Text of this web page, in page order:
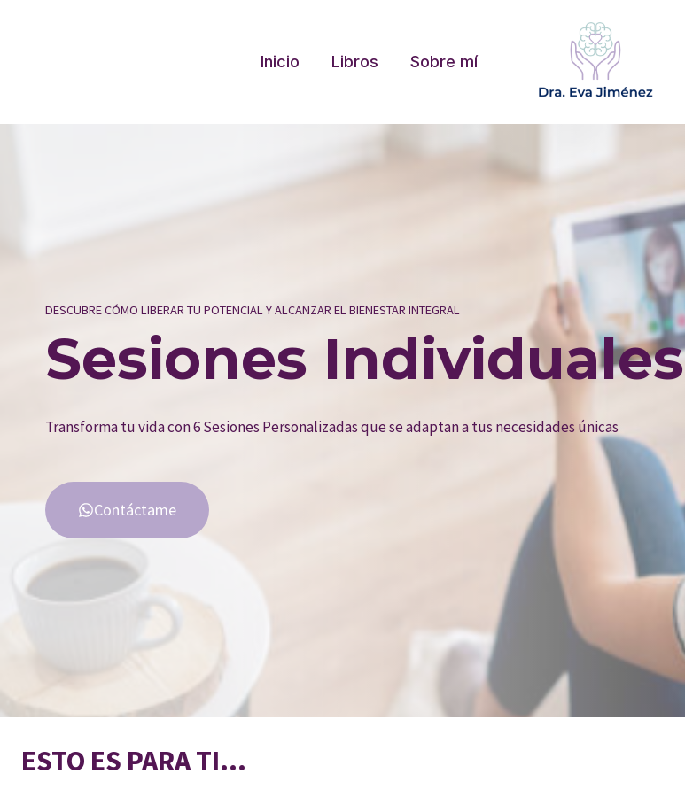
Inicio Libros Sobre mí
DESCUBRE CÓMO LIBERAR TU POTENCIAL Y ALCANZAR EL BIENESTAR INTEGRAL
Sesiones Individuales
Transforma tu vida con 6 Sesiones Personalizadas que se adaptan a tus necesidades únicas
Contáctame
ESTO ES PARA TI…